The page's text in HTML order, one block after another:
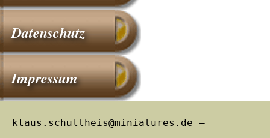
Datenschutz
Impressum
klaus.schultheis@miniatures.de –